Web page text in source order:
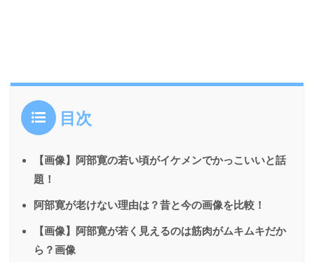
目次
【画像】阿部寛の若い頃がイケメンでかっこいいと話
題！
阿部寛が老けない理由は？昔と今の画像を比較！
【画像】阿部寛が若く見えるのは筋肉がムキムキだか
ら？画像